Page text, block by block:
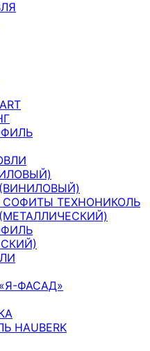
(ВИНИЛОВЫЙ)
ТЕХНОНИКОЛЬ
(МЕТАЛЛИЧЕСКИЙ)
«Я-ФАСАД»
HAUBERK